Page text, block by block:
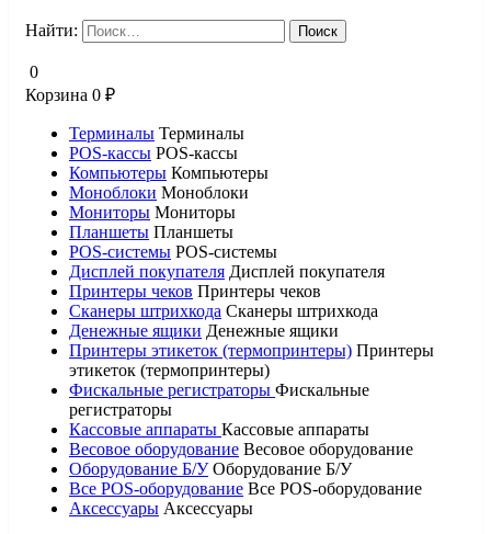
Найти:
0
Корзина 0 ₽
Терминалы Терминалы
POS-кассы POS-кассы
Компьютеры Компьютеры
Моноблоки Моноблоки
Мониторы Мониторы
Планшеты Планшеты
POS-системы POS-системы
Дисплей покупателя Дисплей покупателя
Принтеры чеков Принтеры чеков
Сканеры штрихкода Сканеры штрихкода
Денежные ящики Денежные ящики
Принтеры этикеток (термопринтеры) Принтеры
этикеток (термопринтеры)
Фискальные регистраторы Фискальные
регистраторы
Кассовые аппараты Кассовые аппараты
Весовое оборудование Весовое оборудование
Оборудование Б/У Оборудование Б/У
Все POS-оборудование Все POS-оборудование
Аксессуары Аксессуары